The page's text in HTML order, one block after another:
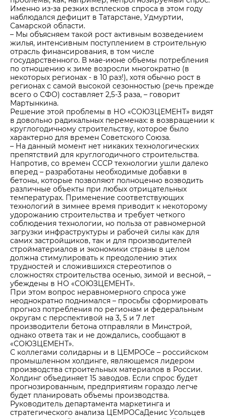
Именно из-за резких всплесков спроса в этом году
наблюдался дефицит в Татарстане, Удмуртии,
Самарской области.
– Мы объясняем такой рост активным возведением
жилья, интенсивным поступлением в строительную
отрасль финансирования, в том числе
государственного. В мае-июне объемы потребления
по отношению к зиме возросли многократно (в
некоторых регионах - в 10 раз!), хотя обычно рост в
регионах с самой высокой сезонностью (речь прежде
всего о СФО) составляет 2,5-3 раза, – говорит
Мартынкина.
Решение этой проблемы в НО «СОЮЗЦЕМЕНТ» видят
в довольно радикальных переменах: в возвращении к
круглогодичному строительству, которое было
характерно для времен Советского Союза.
– На данный момент нет никаких технологических
препятствий для круглогодичного строительства.
Напротив, со времен СССР технологии ушли далеко
вперед – разработаны необходимые добавки в
бетоны, которые позволяют полноценно возводить
различные объекты при любых отрицательных
температурах. Применение соответствующих
технологий в зимнее время приводит к некоторому
удорожанию строительства и требует четкого
соблюдения технологии, но польза от равномерной
загрузки инфраструктуры и рабочей силы как для
самих застройщиков, так и для производителей
стройматериалов и экономики страны в целом
должна стимулировать к преодолению этих
трудностей и сложившихся стереотипов о
сложностях строительства осенью, зимой и весной, –
убеждены в НО «СОЮЗЦЕМЕНТ».
При этом вопрос неравномерного спроса уже
неоднократно поднимался – просьбы сформировать
прогноз потребления по регионам и федеральным
округам с перспективой на 3, 5 и 7 лет
производители бетона отправляли в Минстрой,
однако ответа так и не дождались, сообщают в
«СОЮЗЦЕМЕНТ».
С коллегами солидарны и в ЦЕМРОСе – российском
промышленном холдинге, являющемся лидером
производства строительных материалов в России.
Холдинг объединяет 15 заводов. Если спрос будет
прогнозированным, предприятиям гораздо легче
будет планировать объемы производства.
Руководитель департамента маркетинга и
стратегического анализа ЦЕМРОСаДенис Усольцев